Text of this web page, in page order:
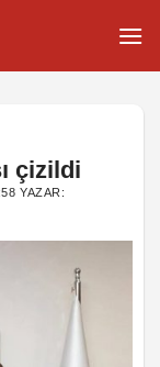
çizildi
YAZAR: